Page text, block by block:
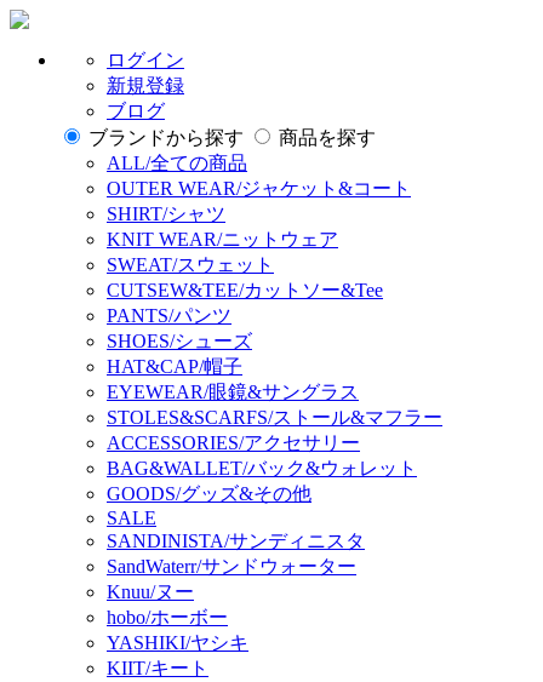
ログイン
新規登録
ブログ
ブランドから探す
商品を探す
ALL/全ての商品
OUTER WEAR/ジャケット&コート
SHIRT/シャツ
KNIT WEAR/ニットウェア
SWEAT/スウェット
CUTSEW&TEE/カットソー&Tee
PANTS/パンツ
SHOES/シューズ
HAT&CAP/帽子
EYEWEAR/眼鏡&サングラス
STOLES&SCARFS/ストール&マフラー
ACCESSORIES/アクセサリー
BAG&WALLET/バック&ウォレット
GOODS/グッズ&その他
SALE
SANDINISTA/サンディニスタ
SandWaterr/サンドウォーター
Knuu/ヌー
hobo/ホーボー
YASHIKI/ヤシキ
KIIT/キート